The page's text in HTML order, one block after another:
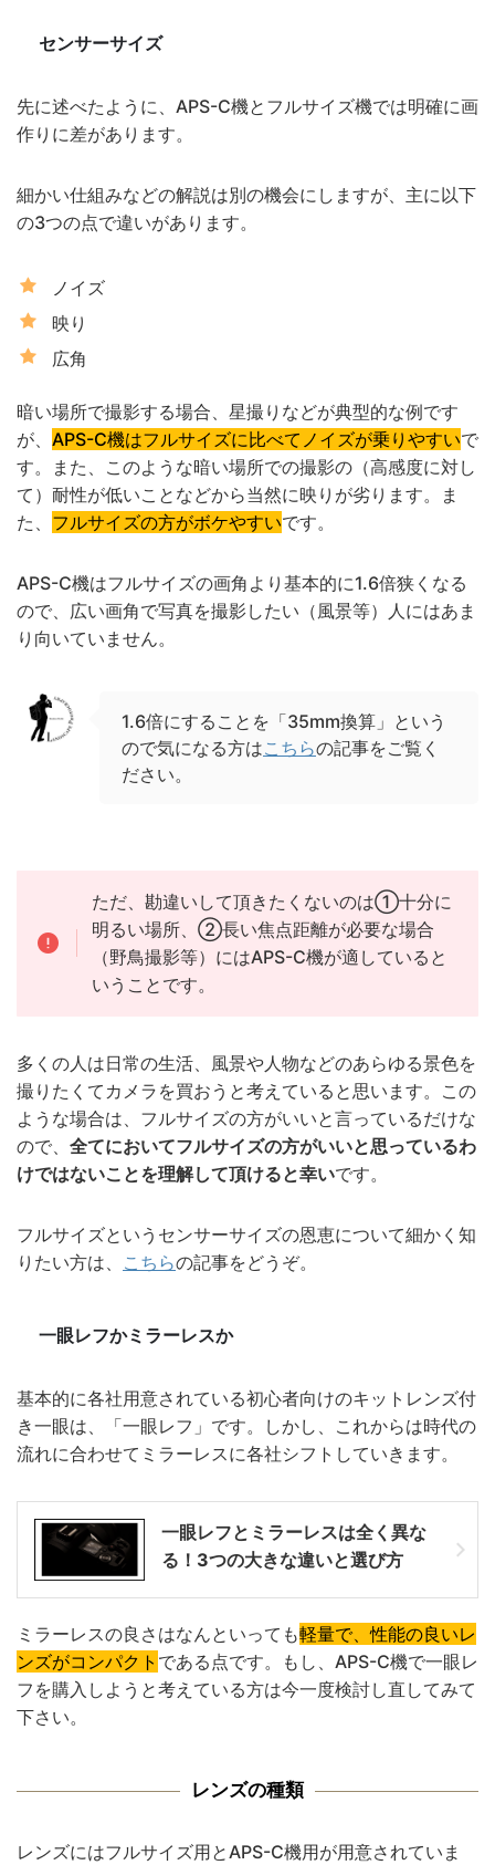
センサーサイズ
先に述べたように、APS-C機とフルサイズ機では明確に画
作りに差があります。
細かい仕組みなどの解説は別の機会にしますが、主に以下
の3つの点で違いがあります。
ノイズ
映り
広角
暗い場所で撮影する場合、星撮りなどが典型的な例です
が、 APS-C機はフルサイズに比べてノイズが乗りやすいで
す。また、このような暗い場所での撮影の（高感度に対し
て）耐性が低いことなどから当然に映りが劣ります。ま
た、 フルサイズの方がボケやすいです。
APS-C機はフルサイズの画角より基本的に1.6倍狭くなる
ので、広い画角で写真を撮影したい（風景等）人にはあま
り向いていません。
1.6倍にすることを「35mm換算」という
ので気になる方はこちらの記事をご覧く
ださい。
ただ、勘違いして頂きたくないのは①十分に
明るい場所、②長い焦点距離が必要な場合
（野鳥撮影等）にはAPS-C機が適していると
いうことです。
多くの人は日常の生活、風景や人物などのあらゆる景色を
撮りたくてカメラを買おうと考えていると思います。この
ような場合は、フルサイズの方がいいと言っているだけな
ので、 全てにおいてフルサイズの方がいいと思っているわ
けではないことを理解して頂けると幸いです。
フルサイズというセンサーサイズの恩恵について細かく知
りたい方は、 こちらの記事をどうぞ。
一眼レフかミラーレスか
基本的に各社用意されている初心者向けのキットレンズ付
き一眼は、「一眼レフ」です。しかし、これからは時代の
流れに合わせてミラーレスに各社シフトしていきます。
一眼レフとミラーレスは全く異な
る！3つの大きな違いと選び方
ミラーレスの良さはなんといっても軽量で、性能の良いレ
ンズがコンパクト である点です。もし、APS-C機で一眼レ
フを購入しようと考えている方は今一度検討し直してみて
下さい。
レンズの種類
レンズにはフルサイズ用とAPS-C機用が用意されていま